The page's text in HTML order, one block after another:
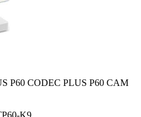
P60 CODEC PLUS P60 CAM
K9